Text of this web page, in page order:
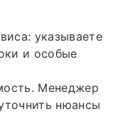
указываете
и особые
Менеджер
нюансы